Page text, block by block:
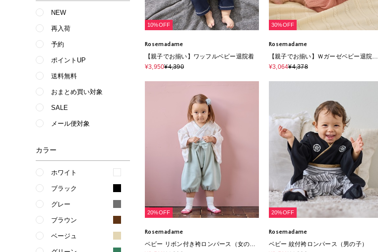
NEW
再入荷
予約
ポイントUP
送料無料
おまとめ買い対象
SALE
メール便対象
カラー
ホワイト
ブラック
グレー
ブラウン
ベージュ
10%OFF
Rosemadame
【親子でお揃い】ワッフルベビー退院着
¥3,950¥4,390
30%OFF
Rosemadame
【親子でお揃い】Ｗガーゼベビー退院着/
コットン100％
¥3,064¥4,378
20%OFF
Rosemadame
ベビー リボン付き袴ロンパース（女の
20%OFF
Rosemadame
ベビー 紋付袴ロンパース（男の子）